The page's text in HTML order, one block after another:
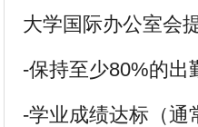
大学国际办公室会
-保持至少80%的出
-学业成绩达标（通